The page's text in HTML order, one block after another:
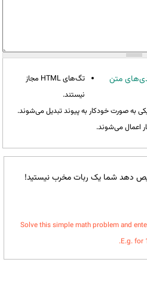
متن
تگ‌های HTML مجاز
نیستند.
به صورت خودکار به پیوند تبدیل می‌شوند.
اعمال می‌شوند.
دهد شما یک ربات مخرب نیستید!
Solve this simple math problem and
E.g. for